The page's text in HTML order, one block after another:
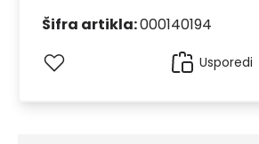
Šifra artikla:000140194
Usporedi